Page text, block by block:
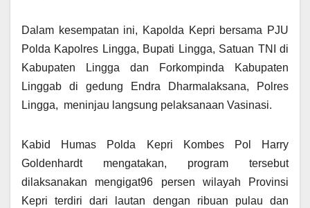
Dalam kesempatan ini, Kapolda Kepri bersama PJU
Polda Kapolres Lingga, Bupati Lingga, Satuan TNI di
Kabupaten Lingga dan Forkompinda Kabupaten
Linggab di gedung Endra Dharmalaksana, Polres
Lingga, meninjau langsung pelaksanaan Vasinasi.
Kabid Humas Polda Kepri Kombes Pol Harry
Goldenhardt mengatakan, program tersebut
dilaksanakan mengigat96 persen wilayah Provinsi
Kepri terdiri dari lautan dengan ribuan pulau dan